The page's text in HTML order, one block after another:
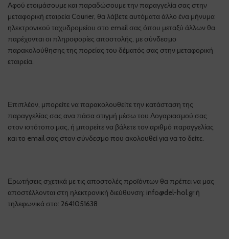
Αφού ετοιμάσουμε και παραδώσουμε την παραγγελία σας στην
μεταφορική εταιρεία Courier, θα λάβετε αυτόματα άλλο ένα μήνυμα
ηλεκτρονικού ταχυδρομείου στο email σας όπου μεταξύ άλλων θα
παρέχονται οι πληροφορίες αποστολής, με σύνδεσμο
παρακολούθησης της πορείας του δέματός σας στην μεταφορική
εταιρεία.
Επιπλέον, μπορείτε να παρακολουθείτε την κατάσταση της
παραγγελίας σας ανα πάσα στιγμή μέσω του Λογαριασμού σας
στον ιστότοπο μας, ή μπορείτε να βάλετε τον αριθμό παραγγελίας
και το email σας στον σύνδεσμο που ακολουθεί για να το δείτε.
Ερωτήσεις σχετικά με τις αποστολές προϊόντων θα πρέπει να μας
αποστέλλονται στη ηλεκτρονική διεύθυνση: info@del-hol.gr ή
τηλεφωνικά στο: 2641051638